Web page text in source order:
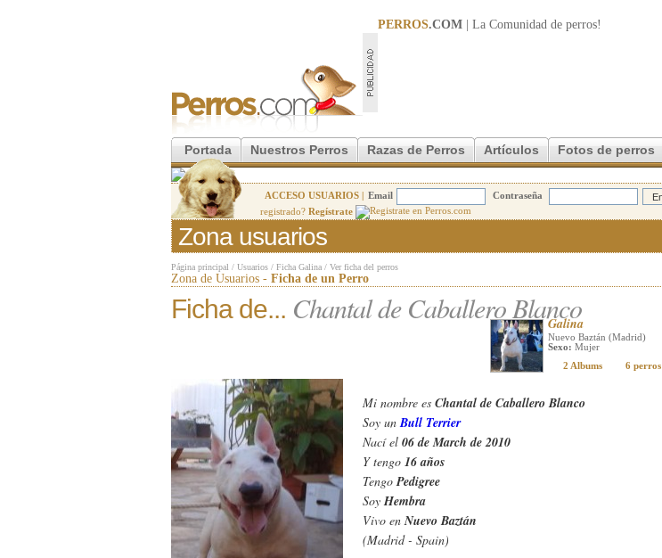
PERROS.COM | La Comunidad de perros!
Portada Nuestros Perros Razas de Perros Artículos Fotos de perros
ACCESO USUARIOS | Email Contraseña
registrado? Regístrate
Zona usuarios
Página principal / Usuarios / Ficha Galina / Ver ficha del perros
Zona de Usuarios - Ficha de un Perro
Ficha de... Chantal de Caballero Blanco
Galina
Nuevo Baztán (Madrid)
Sexo: Mujer
2 Albums
6 perros
Mi nombre es Chantal de Caballero Blanco
Soy unBull Terrier
Nací el 06 de March de 2010
Y tengo 16 años
TengoPedigree
SoyHembra
Vivo enNuevo Baztán
(Madrid - Spain)